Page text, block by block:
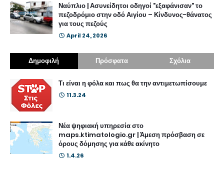
Ναύπλιο | Ασυνείδητοι οδηγοί "εξαφάνισαν" το
πεζοδρόμιο στην οδό Αιγίου – Κίνδυνος-θάνατος
για τους πεζούς
April 24, 2026
Δημοφιλή Πρόσφατα Σχόλια
Τι είναι η φόλα και πως θα την αντιμετωπίσουμε
11.3.24
Νέα ψηφιακή υπηρεσία στο
maps.ktimatologio.gr | Άμεση πρόσβαση σε
όρους δόμησης για κάθε ακίνητο
1.4.26